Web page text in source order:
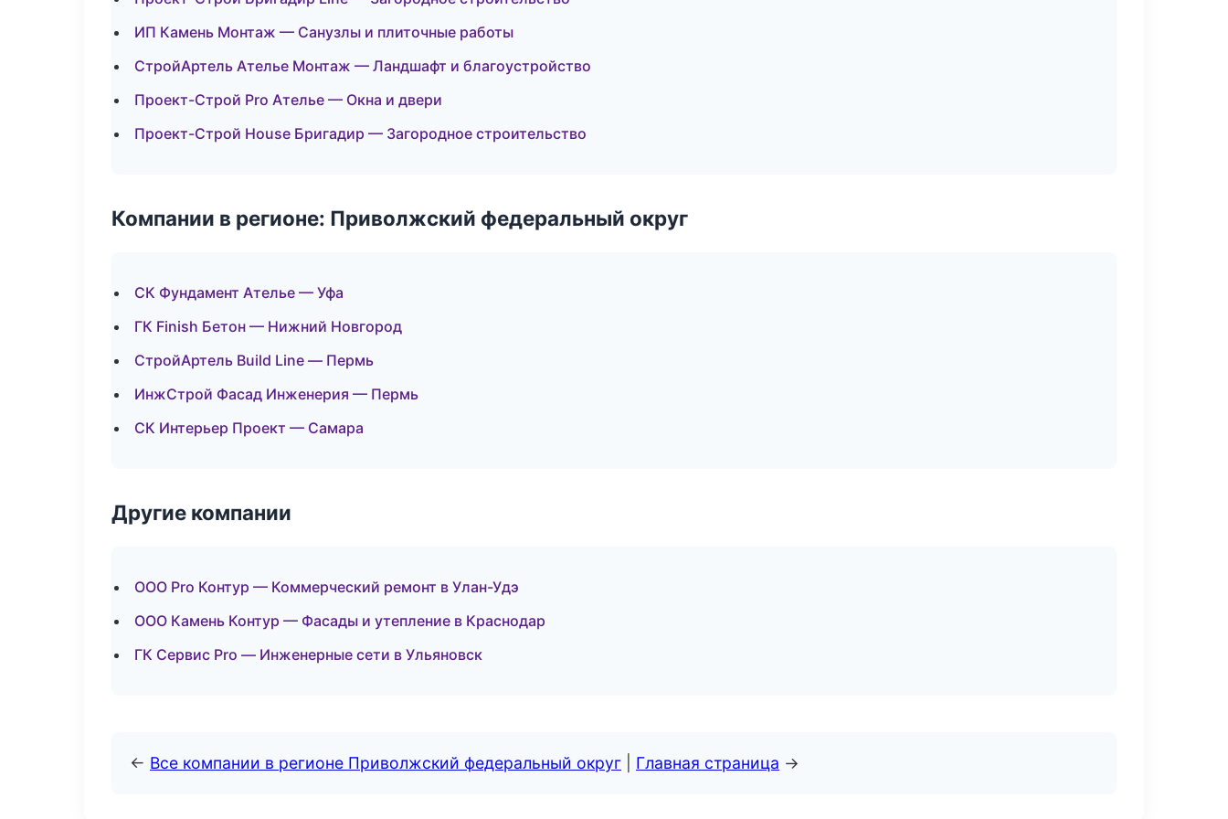
ИП Камень Монтаж — Санузлы и плиточные работы
СтройАртель Ателье Монтаж — Ландшафт и благоустройство
Проект-Строй Pro Ателье — Окна и двери
Проект-Строй House Бригадир — Загородное строительство
Компании в регионе: Приволжский федеральный округ
СК Фундамент Ателье — Уфа
ГК Finish Бетон — Нижний Новгород
СтройАртель Build Line — Пермь
ИнжСтрой Фасад Инженерия — Пермь
СК Интерьер Проект — Самара
Другие компании
ООО Pro Контур — Коммерческий ремонт в Улан-Удэ
ООО Камень Контур — Фасады и утепление в Краснодар
ГК Сервис Pro — Инженерные сети в Ульяновск
← Все компании в регионе Приволжский федеральный округ Главная страница →